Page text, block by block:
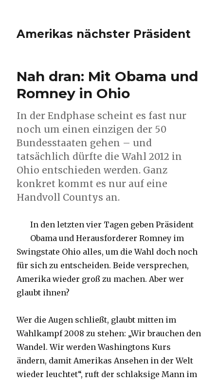
Amerikas nächster Präsident
Nah dran: Mit Obama und
Romney in Ohio
In der Endphase scheint es fast nur
noch um einen einzigen der 50
Bundesstaaten gehen – und
tatsächlich dürfte die Wahl 2012 in
Ohio entschieden werden. Ganz
konkret kommt es nur auf eine
Handvoll Countys an.
In den letzten vier Tagen geben Präsident
Obama und Herausforderer Romney im
Swingstate Ohio alles, um die Wahl doch noch
für sich zu entscheiden. Beide versprechen,
Amerika wieder groß zu machen. Aber wer
glaubt ihnen?
Wer die Augen schließt, glaubt mitten im
Wahlkampf 2008 zu stehen: „Wir brauchen den
Wandel. Wir werden Washingtons Kurs
ändern, damit Amerikas Ansehen in der Welt
wieder leuchtet“, ruft der schlaksige Mann im